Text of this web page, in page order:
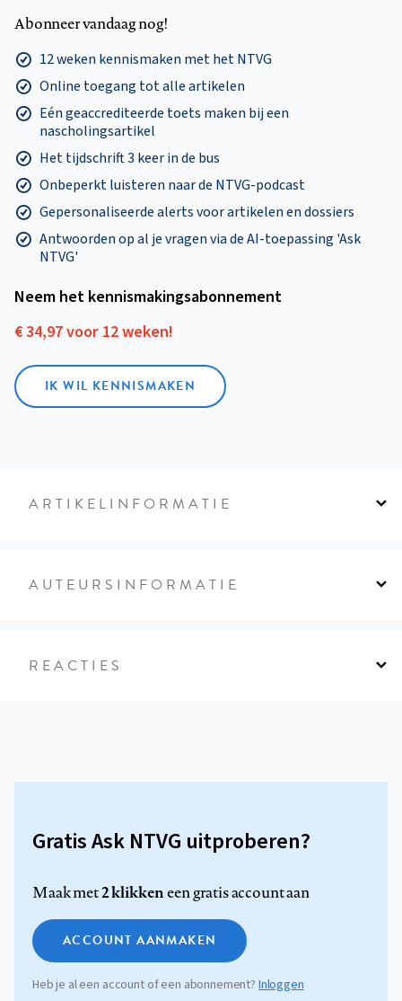
Abonneer vandaag nog!
12 weken kennismaken met het NTVG
Online toegang tot alle artikelen
Eén geaccrediteerde toets maken bij een
nascholingsartikel
Het tijdschrift 3 keer in de bus
Onbeperkt luisteren naar de NTVG-podcast
Gepersonaliseerde alerts voor artikelen en dossiers
Antwoorden op al je vragen via de AI-toepassing 'Ask
NTVG'
Neem het kennismakings­abonnement
€ 34,97 voor 12 weken!
IK WIL KENNISMAKEN
ARTIKELINFORMATIE
AUTEURSINFORMATIE
REACTIES
Gratis Ask NTVG uitproberen?
Maak met2 klikkeneen gratis account aan
ACCOUNT AANMAKEN
Heb je al een account of een abonnement? Inloggen